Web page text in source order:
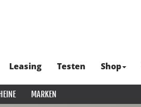
Leasing Testen Shop
MARKEN